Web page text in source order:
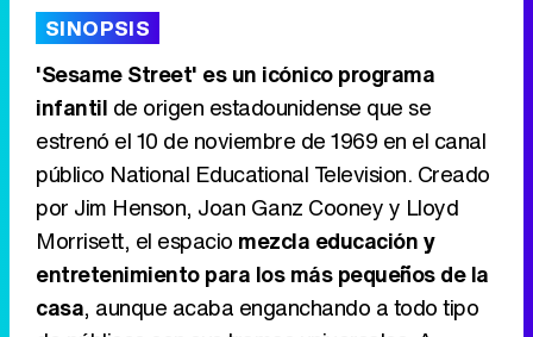
Tráiler de '33 días', la nueva serie de Atresplayer con Julián Villagrán y José Manuel Poga
Tráiler en catalán de 'Ravalear', la nueva serie de HBO Max sobre los fondos buitre
SINOPSIS
'Sesame Street' es un icónico programa
infantil de origen estadounidense que se
estrenó el 10 de noviembre de 1969 en el canal
público National Educational Television. Creado
por Jim Henson, Joan Ganz Cooney y Lloyd
Morrisett, el espacio mezcla educación y
entretenimiento para los más pequeños de la
casa, aunque acaba enganchando a todo tipo